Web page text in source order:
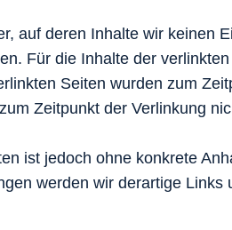
auf deren Inhalte wir keinen
Für die Inhalte der
Seiten wurden zum
Zeitpunkt der Verlinkung
ist jedoch ohne konkrete
werden wir derartige Links